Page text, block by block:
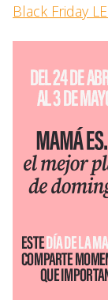
Black Friday